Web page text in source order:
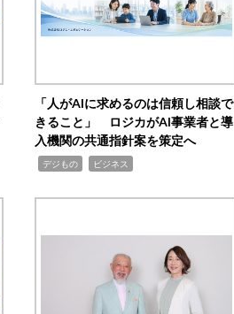
「人がAIに求めるのは信頼し相談で
きること」 ロジカがAI事業者と導
入機関の共通指針案を策定へ
デジもの ビジネス